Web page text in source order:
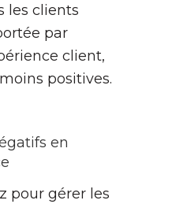
les clients
par
client,
positives.
en
pour gérer les